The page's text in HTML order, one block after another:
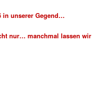
in unserer Gegend…
nur… manchmal lassen wir